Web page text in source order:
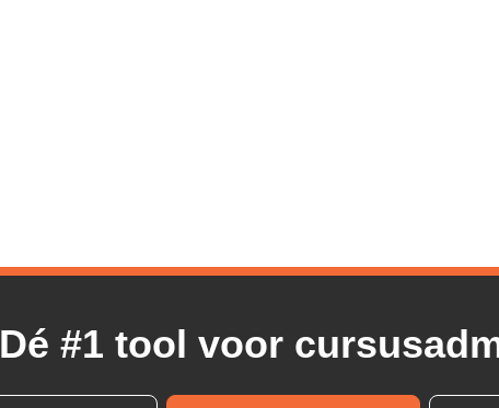
Dé #1 tool voor